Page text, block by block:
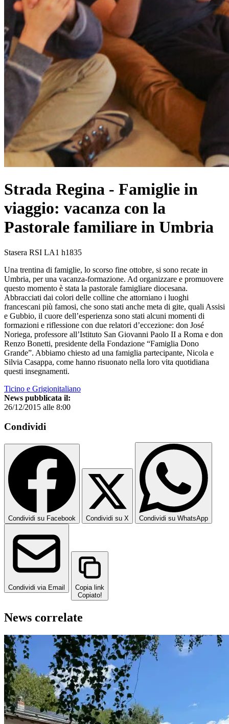
Strada Regina - Famiglie in
viaggio: vacanza con la
Pastorale familiare in Umbria
Stasera RSI LA1 h1835
Una trentina di famiglie, lo scorso fine ottobre, si sono recate in
Umbria, per una vacanza-formazione. Ad organizzare e promuovere
questo momento è stata la pastorale famigliare diocesana.
Abbracciati dai colori delle colline che attorniano i luoghi
francescani più famosi, che sono stati anche meta di gite, quali Assisi
e Gubbio, il cuore dell’esperienza sono stati alcuni momenti di
formazioni e riflessione con due relatori d’eccezione: don José
Noriega, professore all’Istituto San Giovanni Paolo II a Roma e don
Renzo Bonetti, presidente della Fondazione “Famiglia Dono
Grande”. Abbiamo chiesto ad una famiglia partecipante, Nicola e
Silvia Casappa, come hanno risuonato nella loro vita quotidiana
questi insegnamenti.
Ticino e Grigionitaliano
News pubblicata il:
26/12/2015 alle 8:00
Condividi
Condividi su Facebook Condividi su X Condividi su WhatsApp
Condividi via Email
Copia link
Copiato!
News correlate